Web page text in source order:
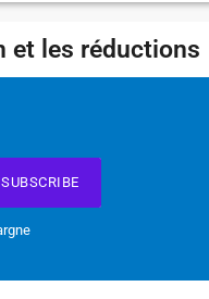
et les réductions
SUBSCRIBE